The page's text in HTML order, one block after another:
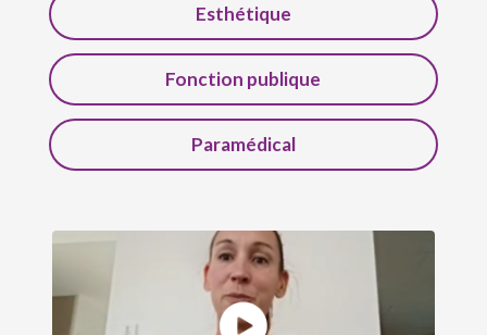
Esthétique
Fonction publique
Paramédical